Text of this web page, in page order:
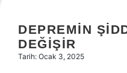
Hakkımızda
DEPREMIN
DEĞIŞIR
Tarih: Ocak 3, 2025